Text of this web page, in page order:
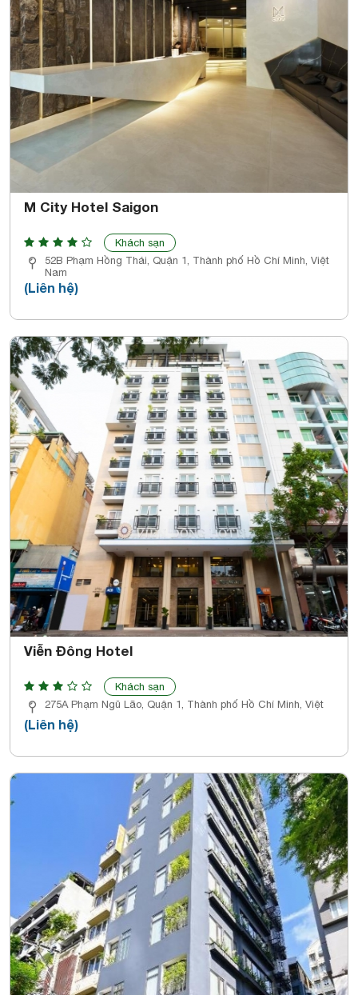
M City Hotel Saigon
Khách sạn
52B Phạm Hồng Thái, Quận 1, Thành phố Hồ Chí Minh, Việt
Nam
(Liên hệ)
Viễn Đông Hotel
Khách sạn
275A Phạm Ngũ Lão, Quận 1, Thành phố Hồ Chí Minh, Việt
(Liên hệ)